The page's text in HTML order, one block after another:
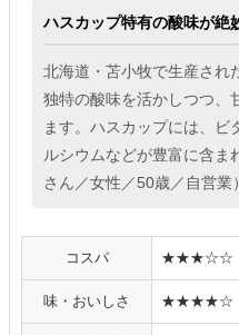
ハスカップ特有の酸味が絶
北海道・苫小牧で生産され
独特の酸味を活かしつつ、
ます。ハスカップには、ビ
ルシウムなどが豊富に含ま
さん／女性／50歳／自営業）
コスパ ★★★☆☆
味・おいしさ ★★★★☆